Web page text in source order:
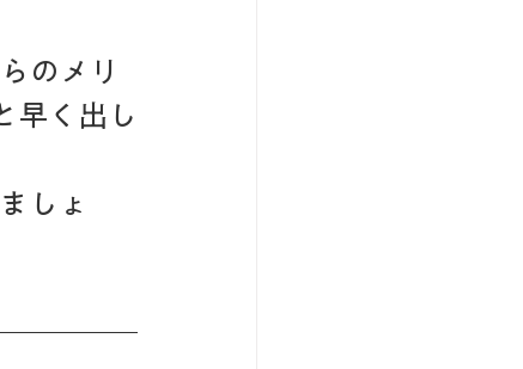
のメリ
早く出し
しょ